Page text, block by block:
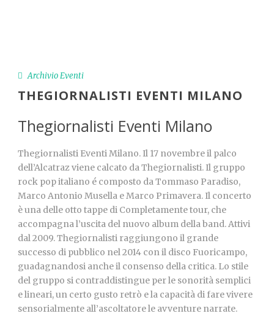
Archivio Eventi
THEGIORNALISTI EVENTI MILANO
Thegiornalisti Eventi Milano
Thegiornalisti Eventi Milano. Il 17 novembre il palco
dell’Alcatraz viene calcato da Thegiornalisti. Il gruppo
rock pop italiano é composto da Tommaso Paradiso,
Marco Antonio Musella e Marco Primavera. Il concerto
è una delle otto tappe di Completamente tour, che
accompagna l’uscita del nuovo album della band. Attivi
dal 2009. Thegiornalisti raggiungono il grande
successo di pubblico nel 2014 con il disco Fuoricampo,
guadagnandosi anche il consenso della critica. Lo stile
del gruppo si contraddistingue per le sonorità semplici
e lineari, un certo gusto retrò e la capacità di fare vivere
sensorialmente all’ascoltatore le avventure narrate.